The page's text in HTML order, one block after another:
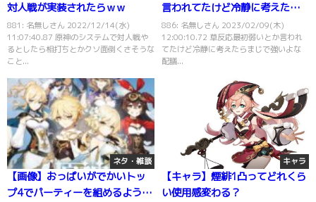
対人戦が実装されたらｗｗ
881: 名無しさん 2022/12/14(水)
11:07:40.87 原神のシステムで対人戦や
るとしたら相打ちとかクソ面倒くさそうな
こと...
言われてたけど冷静に考えたら
まじで強いよなｗｗ
886: 名無しさん 2023/02/09(木)
12:00:10.72 草反応最初弱いとか言われ
てたけど冷静に考えたらまじで強いよな
配膳...
ネタ・雑談
【画像】おっぱいがでかいトッ
プ4でパーティーを組めるように
キャラ
【キャラ】煙緋1凸ってどれくら
い使用感変わる？